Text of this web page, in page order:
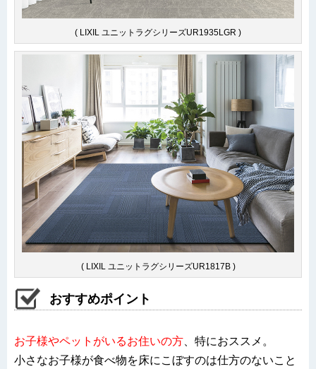
( LIXIL ユニットラグシリーズUR1935LGR )
( LIXIL ユニットラグシリーズUR1817B )
おすすめポイント
お子様やペットがいるお住いの方
特におススメ。
小さなお子様が食べ物を床にこぼすのは仕方のないこと